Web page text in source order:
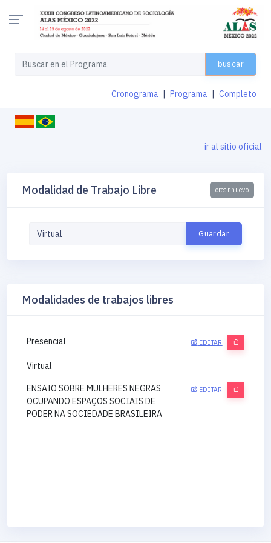
buscar
Cronograma Programa Completo
ir al sitio oficial
Modalidad de Trabajo Libre crear nuevo
Modalidades de trabajos libres
Presencial EDITAR
Virtual
ENSAIO SOBRE MULHERES NEGRAS
OCUPANDO ESPAÇOS SOCIAIS DE
PODER NA SOCIEDADE BRASILEIRA
EDITAR